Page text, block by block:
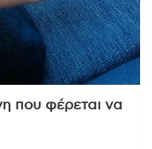
που φέρεται να